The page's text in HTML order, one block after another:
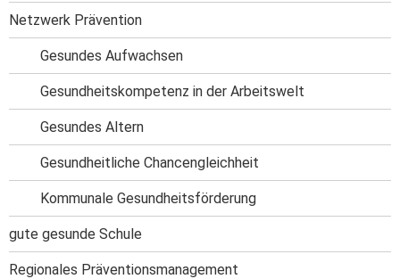
Netzwerk Prävention
Gesundes Aufwachsen
Gesundheitskompetenz in der Arbeitswelt
Gesundes Altern
Gesundheitliche Chancengleichheit
Kommunale Gesundheitsförderung
gute gesunde Schule
Regionales Präventionsmanagement